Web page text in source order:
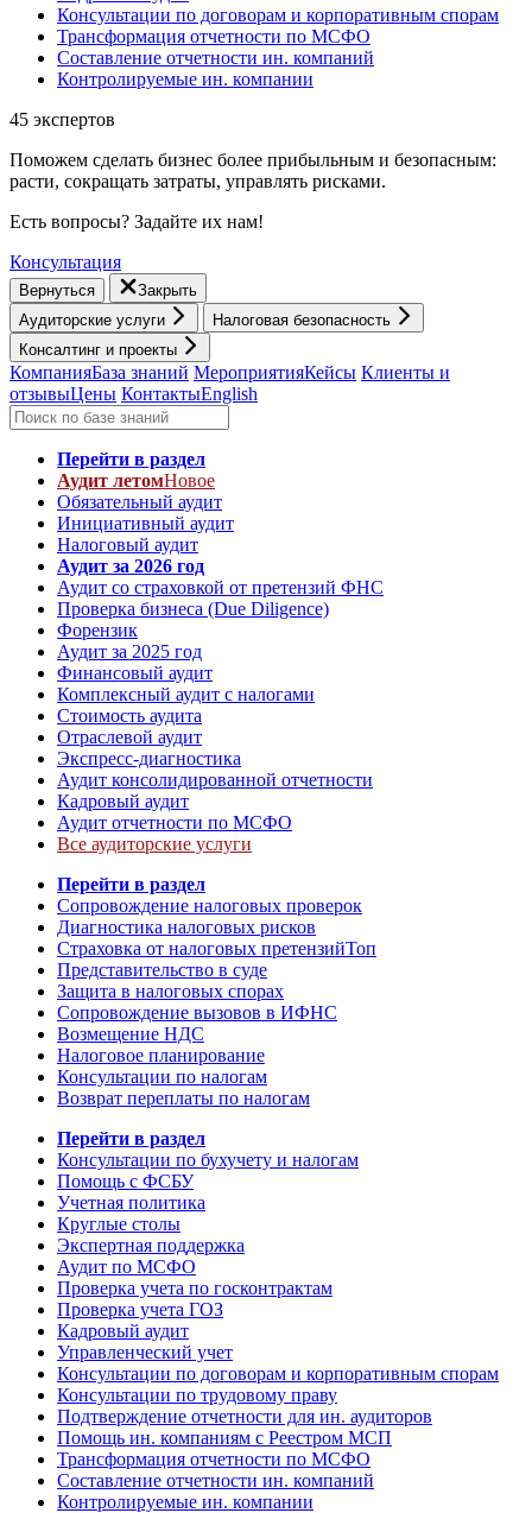
Консультации по договорам и корпоративным спорам
Трансформация отчетности по МСФО
Составление отчетности ин. компаний
Контролируемые ин. компании
45 экспертов
Поможем сделать бизнес более прибыльным и безопасным:
расти, cокращать затраты, управлять рисками.
Есть вопросы? Задайте их нам!
Консультация
Вернуться
Закрыть
Аудиторские услуги
Налоговая безопасность
Консалтинг и проекты
КомпанияБаза знаний МероприятияКейсы Клиенты и
отзывыЦены КонтактыEnglish
Перейти в раздел
Аудит летомНовое
Обязательный аудит
Инициативный аудит
Налоговый аудит
Аудит за 2026 год
Аудит со страховкой от претензий ФНС
Проверка бизнеса (Due Diligence)
Форензик
Аудит за 2025 год
Финансовый аудит
Комплексный аудит с налогами
Стоимость аудита
Отраслевой аудит
Экспресс-диагностика
Аудит консолидированной отчетности
Кадровый аудит
Аудит отчетности по МСФО
Все аудиторские услуги
Перейти в раздел
Сопровождение налоговых проверок
Диагностика налоговых рисков
Страховка от налоговых претензийТоп
Представительство в суде
Защита в налоговых спорах
Сопровождение вызовов в ИФНС
Возмещение НДС
Налоговое планирование
Консультации по налогам
Возврат переплаты по налогам
Перейти в раздел
Консультации по бухучету и налогам
Помощь с ФСБУ
Учетная политика
Круглые столы
Экспертная поддержка
Аудит по МСФО
Проверка учета по госконтрактам
Проверка учета ГОЗ
Кадровый аудит
Управленческий учет
Консультации по договорам и корпоративным спорам
Консультации по трудовому праву
Подтверждение отчетности для ин. аудиторов
Помощь ин. компаниям с Реестром МСП
Трансформация отчетности по МСФО
Составление отчетности ин. компаний
Контролируемые ин. компании